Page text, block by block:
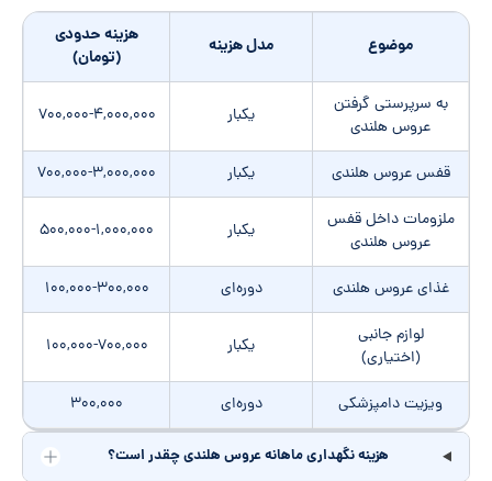
موضوع مدل هزینه
هزینه حدودی
(تومان)
به سرپرستی گرفتن
عروس هلندی
یکبار ۷۰۰,۰۰۰-۴,۰۰۰,۰۰۰
قفس عروس هلندی یکبار
۷۰۰,۰۰۰-۳,۰۰۰,۰۰۰
ملزومات داخل قفس
عروس هلندی
یکبار ۵۰۰,۰۰۰-۱,۰۰۰,۰۰۰
غذای عروس هلندی دوره‌ای
۱۰۰,۰۰۰-۳۰۰,۰۰۰
لوازم جانبی
(اختیاری)
یکبار ۱۰۰,۰۰۰-۷۰۰,۰۰۰
ویزیت دامپزشکی دوره‌ای ۳۰۰,۰۰۰
هزینه نگهداری ماهانه عروس هلندی چقدر است؟